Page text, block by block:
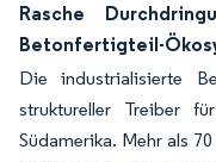
Rasche
Betonfertigteil-
Die industrialisierte
struktureller Treiber
Südamerika. Mehr als